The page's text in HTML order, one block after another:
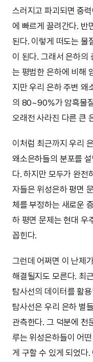
스러지고 파괴되면 중
에 빠르게 끌려간다. 반
된다. 이렇게 떠도는 물
이 된다. 그래서 은하의
는 평범한 은하에 비해
지만 우리 은하 주변 왜
의 80~90%가 암흑물
오래전 사라진 다른 큰
이처럼 최근까지 우리
왜소은하들의 분포를
다. 하지만 모두가 완전
자들은 위성은하 평면
체를 부정하는 새로운
하 평면 문제는 현대 우
꼽힌다.
그런데 어쩌면 이 난제
해결될지도 모른다. 최
탐사선의 데이터를 활
탐사선은 우리 은하 별
관측한다. 그 덕분에 천
루는 위성은하들이 어
게 구할 수 있게 되었다